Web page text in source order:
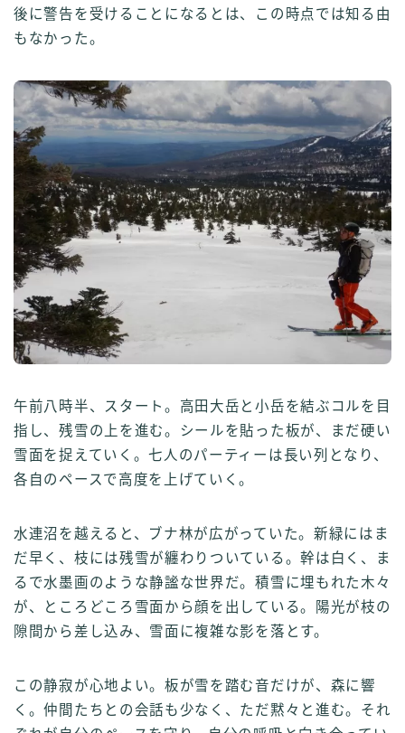
後に警告を受けることになるとは、この時点では知る由
もなかった。
午前八時半、スタート。高田大岳と小岳を結ぶコルを目
指し、残雪の上を進む。シールを貼った板が、まだ硬い
雪面を捉えていく。七人のパーティーは長い列となり、
各自のペースで高度を上げていく。
水連沼を越えると、ブナ林が広がっていた。新緑にはま
だ早く、枝には残雪が纏わりついている。幹は白く、ま
るで水墨画のような静謐な世界だ。積雪に埋もれた木々
が、ところどころ雪面から顔を出している。陽光が枝の
隙間から差し込み、雪面に複雑な影を落とす。
この静寂が心地よい。板が雪を踏む音だけが、森に響
く。仲間たちとの会話も少なく、ただ黙々と進む。それ